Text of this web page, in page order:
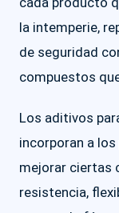
la intemperie,
de seguridad
compuestos
Los aditivos
incorporan a
mejorar ciertas
resistencia,